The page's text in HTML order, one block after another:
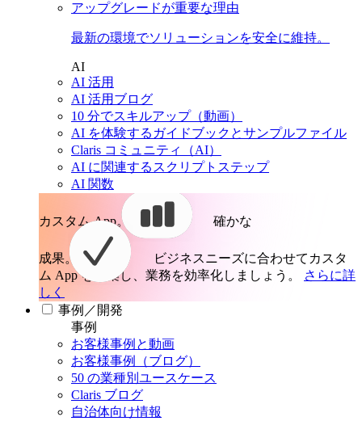
アップグレードが重要な理由
最新の環境でソリューションを安全に維持。
AI
AI 活用
AI 活用ブログ
10 分でスキルアップ（動画）
AI を体験するガイドブックとサンプルファイル
Claris コミュニティ（AI）
AI に関連するスクリプトステップ
AI 関数
カスタム App。 確かな
成果。
ビジネスニーズに合わせてカスタ
ム App を構築し、業務を効率化しましょう。
さらに詳
しく
事例／開発
事例
お客様事例と動画
お客様事例（ブログ）
50 の業種別ユースケース
Claris ブログ
自治体向け情報